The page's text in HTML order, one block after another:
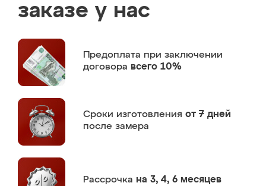
заказе у нас
Предоплата при заключении
договора всего 10%
Сроки изготовления от 7 дней
после замера
Рассрочка на 3, 4, 6 месяцев